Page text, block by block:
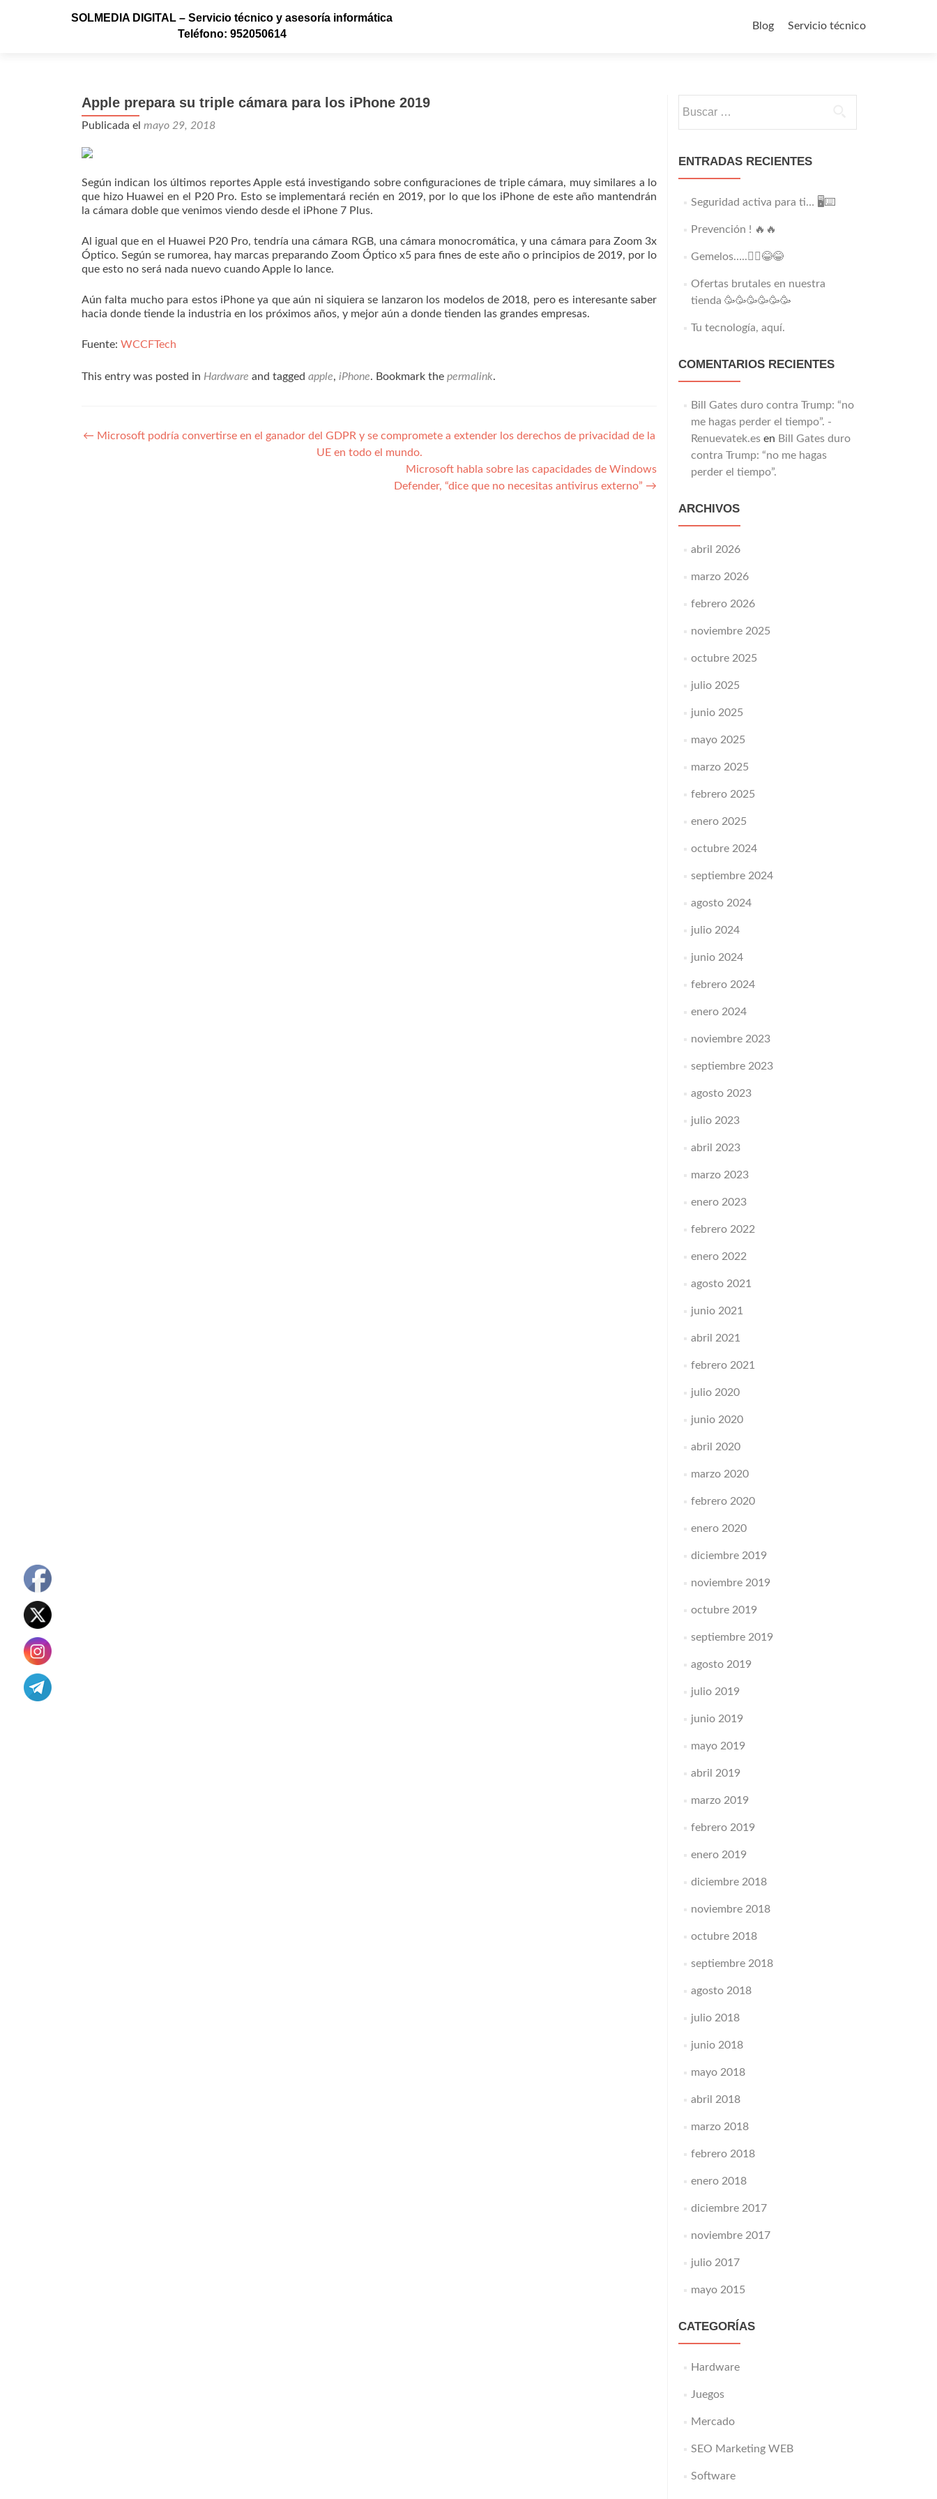
SOLMEDIA DIGITAL – Servicio técnico y asesoría informática
Teléfono: 952050614
al
Blog Servicio técnico
Apple prepara su triple cámara para los iPhone 2019
Publicada el mayo 29, 2018
Según indican los últimos reportes Apple está investigando sobre configuraciones de triple cámara, muy similares a lo
que hizo Huawei en el P20 Pro. Esto se implementará recién en 2019, por lo que los iPhone de este año mantendrán
la cámara doble que venimos viendo desde el iPhone 7 Plus.
Al igual que en el Huawei P20 Pro, tendría una cámara RGB, una cámara monocromática, y una cámara para Zoom 3x
Óptico. Según se rumorea, hay marcas preparando Zoom Óptico x5 para fines de este año o principios de 2019, por lo
que esto no será nada nuevo cuando Apple lo lance.
Aún falta mucho para estos iPhone ya que aún ni siquiera se lanzaron los modelos de 2018, pero es interesante saber
hacia donde tiende la industria en los próximos años, y mejor aún a donde tienden las grandes empresas.
Fuente: WCCFTech
This entry was posted in Hardware and tagged apple, iPhone. Bookmark the permalink.
Navegación
← Microsoft podría convertirse en el ganador del GDPR y se compromete a extender los derechos de privacidad de la
UE en todo el mundo.
Microsoft habla sobre las capacidades de Windows
Defender, “dice que no necesitas antivirus externo” →
ENTRADAS RECIENTES
Seguridad activa para ti… 🖥️⌨️
Prevención ! 🔥🔥
Gemelos…..👯‍♂️😂😂
Ofertas brutales en nuestra
tienda 🥳🥳🥳🥳🥳🥳
Tu tecnología, aquí.
COMENTARIOS RECIENTES
Bill Gates duro contra Trump: “no
me hagas perder el tiempo”. -
Renuevatek.esen Bill Gates duro
contra Trump: “no me hagas
perder el tiempo”.
ARCHIVOS
abril 2026
marzo 2026
febrero 2026
noviembre 2025
octubre 2025
julio 2025
junio 2025
mayo 2025
marzo 2025
febrero 2025
enero 2025
octubre 2024
septiembre 2024
agosto 2024
julio 2024
junio 2024
febrero 2024
enero 2024
noviembre 2023
septiembre 2023
agosto 2023
julio 2023
abril 2023
marzo 2023
enero 2023
febrero 2022
enero 2022
agosto 2021
junio 2021
abril 2021
febrero 2021
julio 2020
junio 2020
abril 2020
marzo 2020
febrero 2020
enero 2020
diciembre 2019
noviembre 2019
octubre 2019
septiembre 2019
agosto 2019
julio 2019
junio 2019
mayo 2019
abril 2019
marzo 2019
febrero 2019
enero 2019
diciembre 2018
noviembre 2018
octubre 2018
septiembre 2018
agosto 2018
julio 2018
junio 2018
mayo 2018
abril 2018
marzo 2018
febrero 2018
enero 2018
diciembre 2017
noviembre 2017
julio 2017
mayo 2015
CATEGORÍAS
Hardware
Juegos
Mercado
SEO Marketing WEB
Software